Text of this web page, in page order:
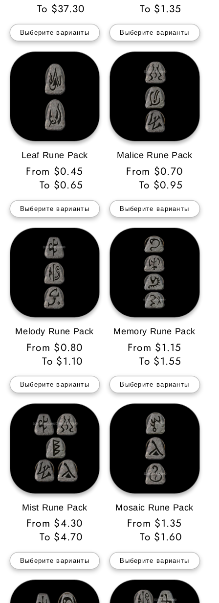
цена
To $37.30
Выберите варианты
цена
To $1.35
Выберите варианты
Leaf Rune Pack
Обычная
цена
From $0.45
To $0.65
Выберите варианты
Malice Rune Pack
Обычная
цена
From $0.70
To $0.95
Выберите варианты
Melody Rune Pack
Обычная
цена
From $0.80
To $1.10
Выберите варианты
Memory Rune Pack
Обычная
цена
From $1.15
To $1.55
Выберите варианты
Mist Rune Pack
Обычная
цена
From $4.30
To $4.70
Выберите варианты
Mosaic Rune Pack
Обычная
цена
From $1.35
To $1.60
Выберите варианты